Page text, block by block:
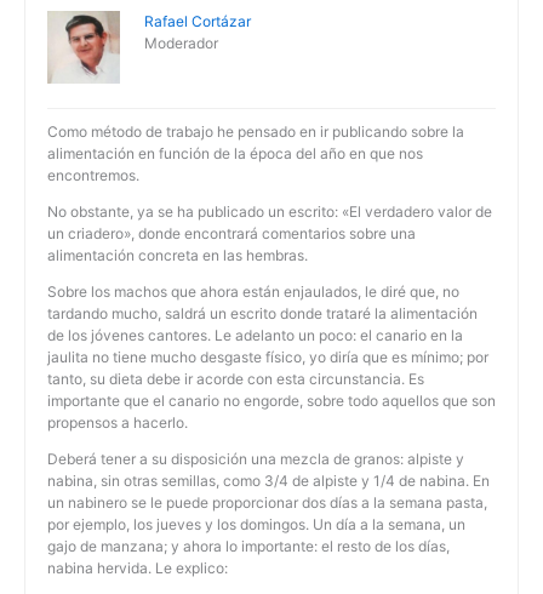
Rafael Cortázar
Moderador
Como método de trabajo he pensado en ir publicando sobre la
alimentación en función de la época del año en que nos
encontremos.
No obstante, ya se ha publicado un escrito: «El verdadero valor de
un criadero», donde encontrará comentarios sobre una
alimentación concreta en las hembras.
Sobre los machos que ahora están enjaulados, le diré que, no
tardando mucho, saldrá un escrito donde trataré la alimentación
de los jóvenes cantores. Le adelanto un poco: el canario en la
jaulita no tiene mucho desgaste físico, yo diría que es mínimo; por
tanto, su dieta debe ir acorde con esta circunstancia. Es
importante que el canario no engorde, sobre todo aquellos que son
propensos a hacerlo.
Deberá tener a su disposición una mezcla de granos: alpiste y
nabina, sin otras semillas, como 3/4 de alpiste y 1/4 de nabina. En
un nabinero se le puede proporcionar dos días a la semana pasta,
por ejemplo, los jueves y los domingos. Un día a la semana, un
gajo de manzana; y ahora lo importante: el resto de los días,
nabina hervida. Le explico: